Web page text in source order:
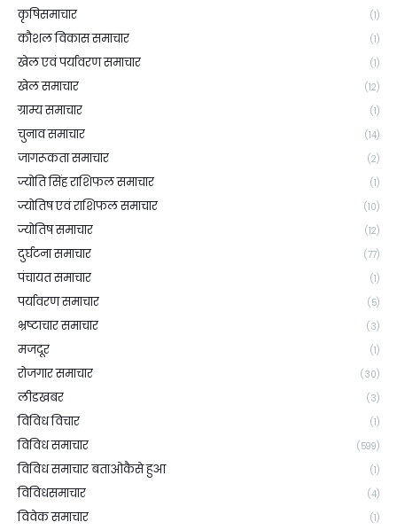
कृषिसमाचार (1)
कौशल विकास समाचार (1)
खेल एवं पर्यावरण समाचार (1)
खेल समाचार (12)
ग्राम्य समाचार (1)
चुनाव समाचार (14)
जागरूकता समाचार (2)
ज्योति सिंह राशिफल समाचार (1)
ज्योतिष एवं राशिफल समाचार (10)
ज्योतिष समाचार (12)
दुर्घटना समाचार (77)
पंचायत समाचार (1)
पर्यावरण समाचार (5)
भ्रष्टाचार समाचार (3)
मजदूर (1)
रोजगार समाचार (30)
लीडखबर (3)
विविध विचार (1)
विविध समाचार (599)
विविध समाचार बताओकैसे हुआ (1)
विविधसमाचार (4)
विवेक समाचार (1)